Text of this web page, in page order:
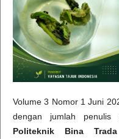
Volume 3 Nomor 1 Juni
dengan jumlah penulis
Politeknik Bina Trada